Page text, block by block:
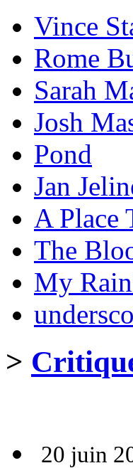
Vince
Rome
Sarah
Josh
Pond
Jan
A Place
The
My
>
20 juin